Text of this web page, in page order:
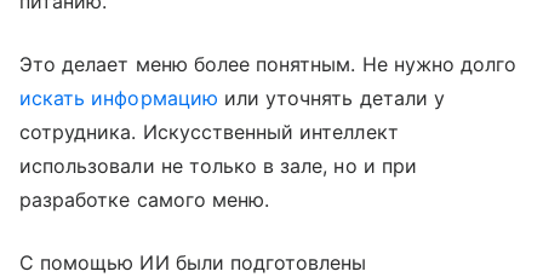
Это делает меню более понятным. Не нужно долго
искать информацию или уточнять детали у
сотрудника. Искусственный интеллект
использовали не только в зале, но и при
разработке самого меню.
С помощью ИИ были подготовлены